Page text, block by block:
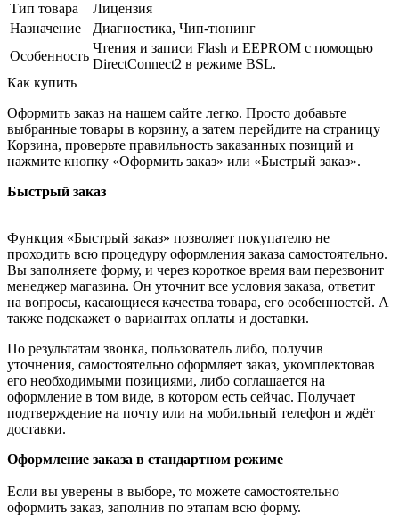
Тип товара
Лицензия
Назначение
Диагностика, Чип-тюнинг
Особенность
Чтения и записи Flash и EEPROM с помощью
DirectConnect2 в режиме BSL.
Как купить
Оформить заказ на нашем сайте легко. Просто добавьте
выбранные товары в корзину, а затем перейдите на страницу
Корзина, проверьте правильность заказанных позиций и
нажмите кнопку «Оформить заказ» или «Быстрый заказ».
Быстрый заказ
Функция «Быстрый заказ» позволяет покупателю не
проходить всю процедуру оформления заказа самостоятельно.
Вы заполняете форму, и через короткое время вам перезвонит
менеджер магазина. Он уточнит все условия заказа, ответит
на вопросы, касающиеся качества товара, его особенностей. А
также подскажет о вариантах оплаты и доставки.
По результатам звонка, пользователь либо, получив
уточнения, самостоятельно оформляет заказ, укомплектовав
его необходимыми позициями, либо соглашается на
оформление в том виде, в котором есть сейчас. Получает
подтверждение на почту или на мобильный телефон и ждёт
доставки.
Оформление заказа в стандартном режиме
Если вы уверены в выборе, то можете самостоятельно
оформить заказ, заполнив по этапам всю форму.